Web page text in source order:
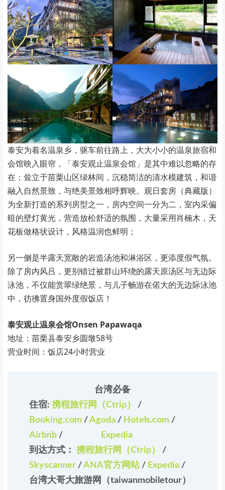
泰安为着名温泉乡，驱车前往路上，大大小小的温泉旅宿和
会馆映入眼帘，「泰安观止温泉会馆」是其中难以忽略的存
在；耸立于苗栗山区绿林间，沉稳简洁的清水模建筑，和谐
融入自然景致，与绝美景致相呼辉映。观日套房（典藏版）
为全新打造的系列房型之一，房内空间一分为二，室内采偏
暗的壁灯黄光，营造放松舒适的氛围，大量采用肖楠木，天
花板做格状设计，风格温润也鲜明；
另一侧是半露天宽敞的岩造汤池和淋浴区，更添度假气氛。
除了房内风吕，更别错过被群山环绕的露天原汤区与无边际
泳池，不仅能赏翠绿绝景，与儿子畅游在偌大的无边际泳池
中，彷彿置身国外度假饭店！
泰安观止温泉会馆Onsen Papawaqa
地址：苗栗县泰安乡圆墩58号
营业时间：饭店24小时营业
台湾必备
住宿:携程旅行网（Ctrip） /
Booking.com /Agoda / Hotels.com /
Airbnb /
Expedia
到达方式：携程旅行网（Ctrip） /
Skyscanner /ANA官方网站 / Expedia /
台湾大哥大旅游网（taiwanmobiletour）